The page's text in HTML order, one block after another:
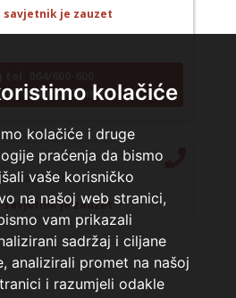
kolačiće
kolačiće i druge
praćenja da bismo
vaše korisničko
na našoj web stranici,
vam prikazali
sadržaj i ciljane
analizirali promet na našoj
i razumjeli odakle
savjetnik je zauzet
- mob:1,12€ min
/ Kod #136
je zauzet
anđeoske poruke
tel: 064/600-600
- mob:1,12€ min